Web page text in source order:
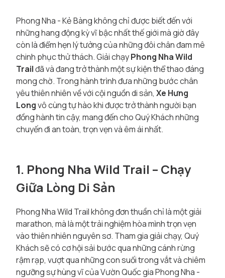
Phong Nha - Kẻ Bàng không chỉ được biết đến với
những hang động kỳ vĩ bậc nhất thế giới mà giờ đây
còn là điểm hẹn lý tưởng của những đôi chân đam mê
chinh phục thử thách. Giải chạyPhong Nha Wild
Trailđã và đang trở thành một sự kiện thể thao đáng
mong chờ. Trong hành trình đưa những bước chân
yêu thiên nhiên về với cội nguồn di sản, Xe Hưng
Longvô cùng tự hào khi được trở thành người bạn
đồng hành tin cậy, mang đến cho Quý Khách những
chuyến đi an toàn, trọn vẹn và êm ái nhất.
1. Phong Nha Wild Trail – Chạy
Giữa Lòng Di Sản
Phong Nha Wild Trail không đơn thuần chỉ là một giải
marathon, mà là một trải nghiệm hòa mình trọn vẹn
vào thiên nhiên nguyên sơ. Tham gia giải chạy, Quý
Khách sẽ có cơ hội sải bước qua những cánh rừng
rậm rạp, vượt qua những con suối trong vắt và chiêm
ngưỡng sự hùng vĩ của Vườn Quốc gia Phong Nha -